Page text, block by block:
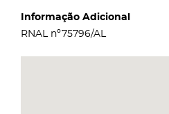
Informação Adicional
RNAL nº75796/AL